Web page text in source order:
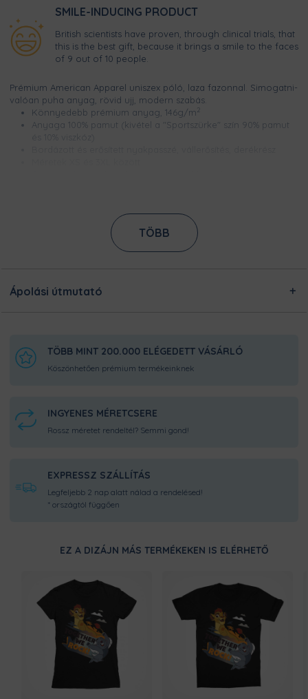
SMILE-INDUCING PRODUCT
British scientists have proven, through clinical trials, that
this is the best gift, because it brings a smile to the faces
of 9 out of 10 people.
Prémium American Apparel uniszex póló, laza fazonnal. Simogatni-
valóan puha anyag, rövid ujj, modern szabás.
Könnyedebb prémium anyag, 146g/m 2
Anyaga 100% pamut (kivétel a "Sportszürke" szín 90% pamut
Ezt a terméket a kínálatunkban megtalálható designokból
egyedileg készítjük számodra, a legnagyobb odafigyeléssel!
Nincsen előre legyártott raktárkészletünk, így Pamutmanóink
hozzád!
TÖBB
Ápolási útmutató
TÖBB MINT 200.000 ELÉGEDETT VÁSÁRLÓ
Köszönhetően prémium termékeinknek
INGYENES MÉRETCSERE
Rossz méretet rendeltél? Semmi gond!
EXPRESSZ SZÁLLÍTÁS
Legfeljebb 2 nap alatt nálad a rendelésed!
* országtól függően
EZ A DIZÁJN MÁS TERMÉKEKEN IS ELÉRHETŐ